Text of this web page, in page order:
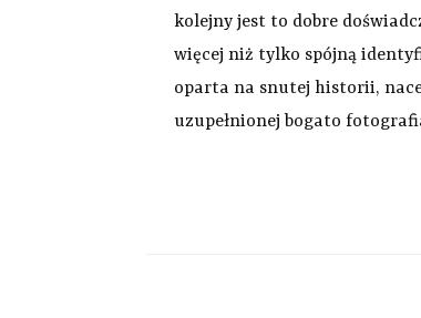
kolejny jest to dobre
więcej niż tylko spójną
oparta na snutej historii,
uzupełnionej bogato